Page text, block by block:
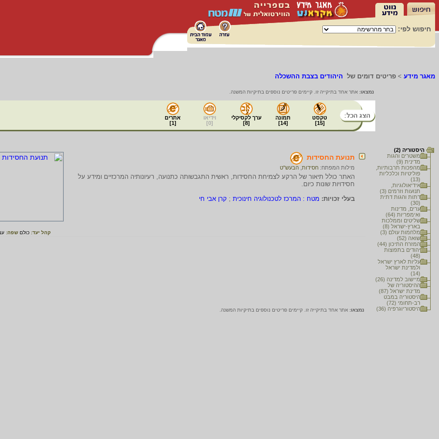
חיפוש לפי:
מאגר מידע > פריטים דומים של היהודים בצבת ההשכלה
נמצאו: אתר אחד בתיקייה זו. קיימים פריטים נוספים בתיקיות המשנה.
טקסט
[
15
]
תמונה
[
14
]
ערך לקסיקלי
[
8
]
וידיאו
[
0
]
אתרים
[
1
]
היסטוריה (2)
משטרים והגות
מדינית (9)
מהפכות תרבותיות,
פוליטיות וכלכליות
(13)
אידיאולוגיות,
תנועות וזרמים (3)
דתות והגות דתית
(30)
ערים, מדינות
ואימפריות (64)
שליטים וממלכות
בארץ-ישראל (8)
מלחמות עולם (3)
שואה (52)
המזרח התיכון (44)
יהודים בתפוצות
(48)
עליות לארץ ישראל
ולמדינת ישראל
(14)
מיישוב למדינה (26)
ההיסטוריה של
מדינת ישראל (87)
היסטוריה במבט
רב-תחומי (72)
היסטוריוגרפיה (36)
תנועת החסידות
מילות המפתח: חסידות הבעש"ט
האתר כולל תיאור של הרקע לצמיחת החסידות, ראשית התגבשותה כתנועה, רעיונותיה המרכזיים ומידע על
חסידויות שונות כיום.
בעלי זכויות: מטח : המרכז לטכנולוגיה חינוכית ; קרן אבי חי
קהל יעד: כולם שפה:
נמצאו: אתר אחד בתיקייה זו. קיימים פריטים נוספים בתיקיות המשנה.